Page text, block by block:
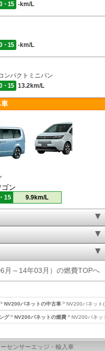
・15 -km/L
・15 -km/L
ンパクトミニバン
・15 13.2km/L
ン
15 9.9km/L
月～14年03月）の燃費TOPへ
NV200バネットの中古車 NV200バネット
グ NV200バネットの燃費 NV200バネッ
センサーエッジ・輸入車